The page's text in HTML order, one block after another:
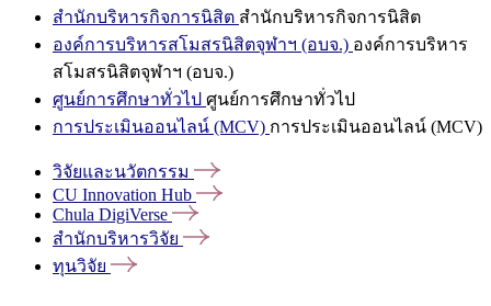
สำนักบริหารกิจการนิสิต สำนักบริหารกิจการนิสิต
องค์การบริหารสโมสรนิสิตจุฬาฯ (อบจ.) องค์การบริหาร
สโมสรนิสิตจุฬาฯ (อบจ.)
ศูนย์การศึกษาทั่วไป ศูนย์การศึกษาทั่วไป
การประเมินออนไลน์ (MCV) การประเมินออนไลน์ (MCV)
วิจัยและนวัตกรรม
CU Innovation Hub
Chula DigiVerse
สำนักบริหารวิจัย
ทุนวิจัย